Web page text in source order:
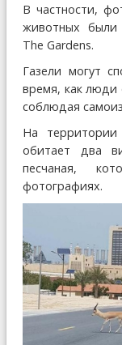
В частности,
животных были
The Gardens.
Газели могут
время, как люди
соблюдая
На территории
обитает два
песчаная,
фотографиях.